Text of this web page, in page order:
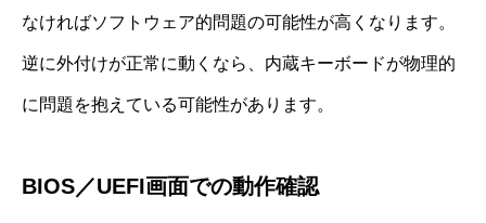
なければソフトウェア的問題の可能性が高くなります。
逆に外付けが正常に動くなら、内蔵キーボードが物理的
に問題を抱えている可能性があります。
BIOS／UEFI画面での動作確認